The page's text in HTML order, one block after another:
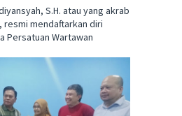
S.H. atau yang akrab
resmi mendaftarkan diri
Persatuan Wartawan